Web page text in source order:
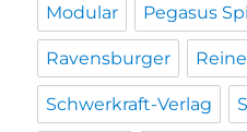
Modular Pegasus
Ravensburger
Schwerkraft-Verlag